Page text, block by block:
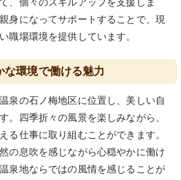
、個々のスキルアップを支援しま
身になってサポートすることで、現
職場環境を提供しています。
な環境で働ける魅力
泉の石ノ梅地区に位置し、美しい自
。四季折々の風景を楽しみながら、
る仕事に取り組むことができます。
の息吹を感じながら心穏やかに働け
泉地ならではの風情を感じることが